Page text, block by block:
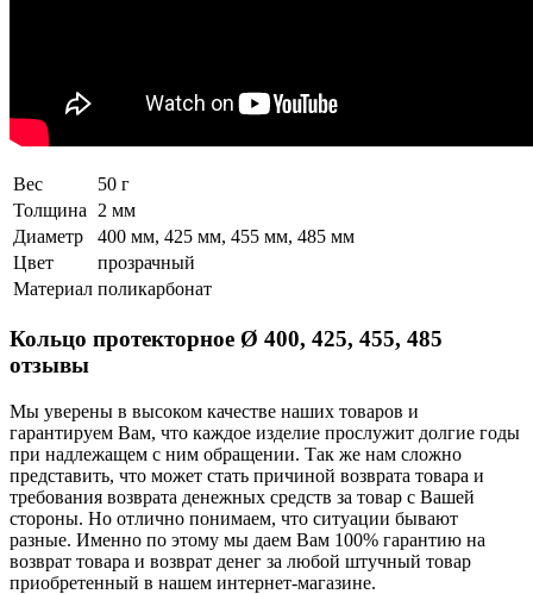
Вес
50 г
Толщина 2 мм
Диаметр
400 мм, 425 мм, 455 мм, 485 мм
Цвет
прозрачный
Материал поликарбонат
Кольцо протекторное Ø 400, 425, 455, 485
отзывы
Мы уверены в высоком качестве наших товаров и
гарантируем Вам, что каждое изделие прослужит долгие годы
при надлежащем с ним обращении. Так же нам сложно
представить, что может стать причиной возврата товара и
требования возврата денежных средств за товар с Вашей
стороны. Но отлично понимаем, что ситуации бывают
разные. Именно по этому мы даем Вам 100% гарантию на
возврат товара и возврат денег за любой штучный товар
приобретенный в нашем интернет-магазине.